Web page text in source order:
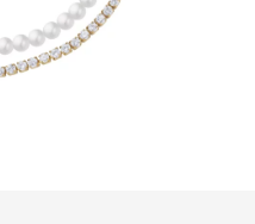
VIBER